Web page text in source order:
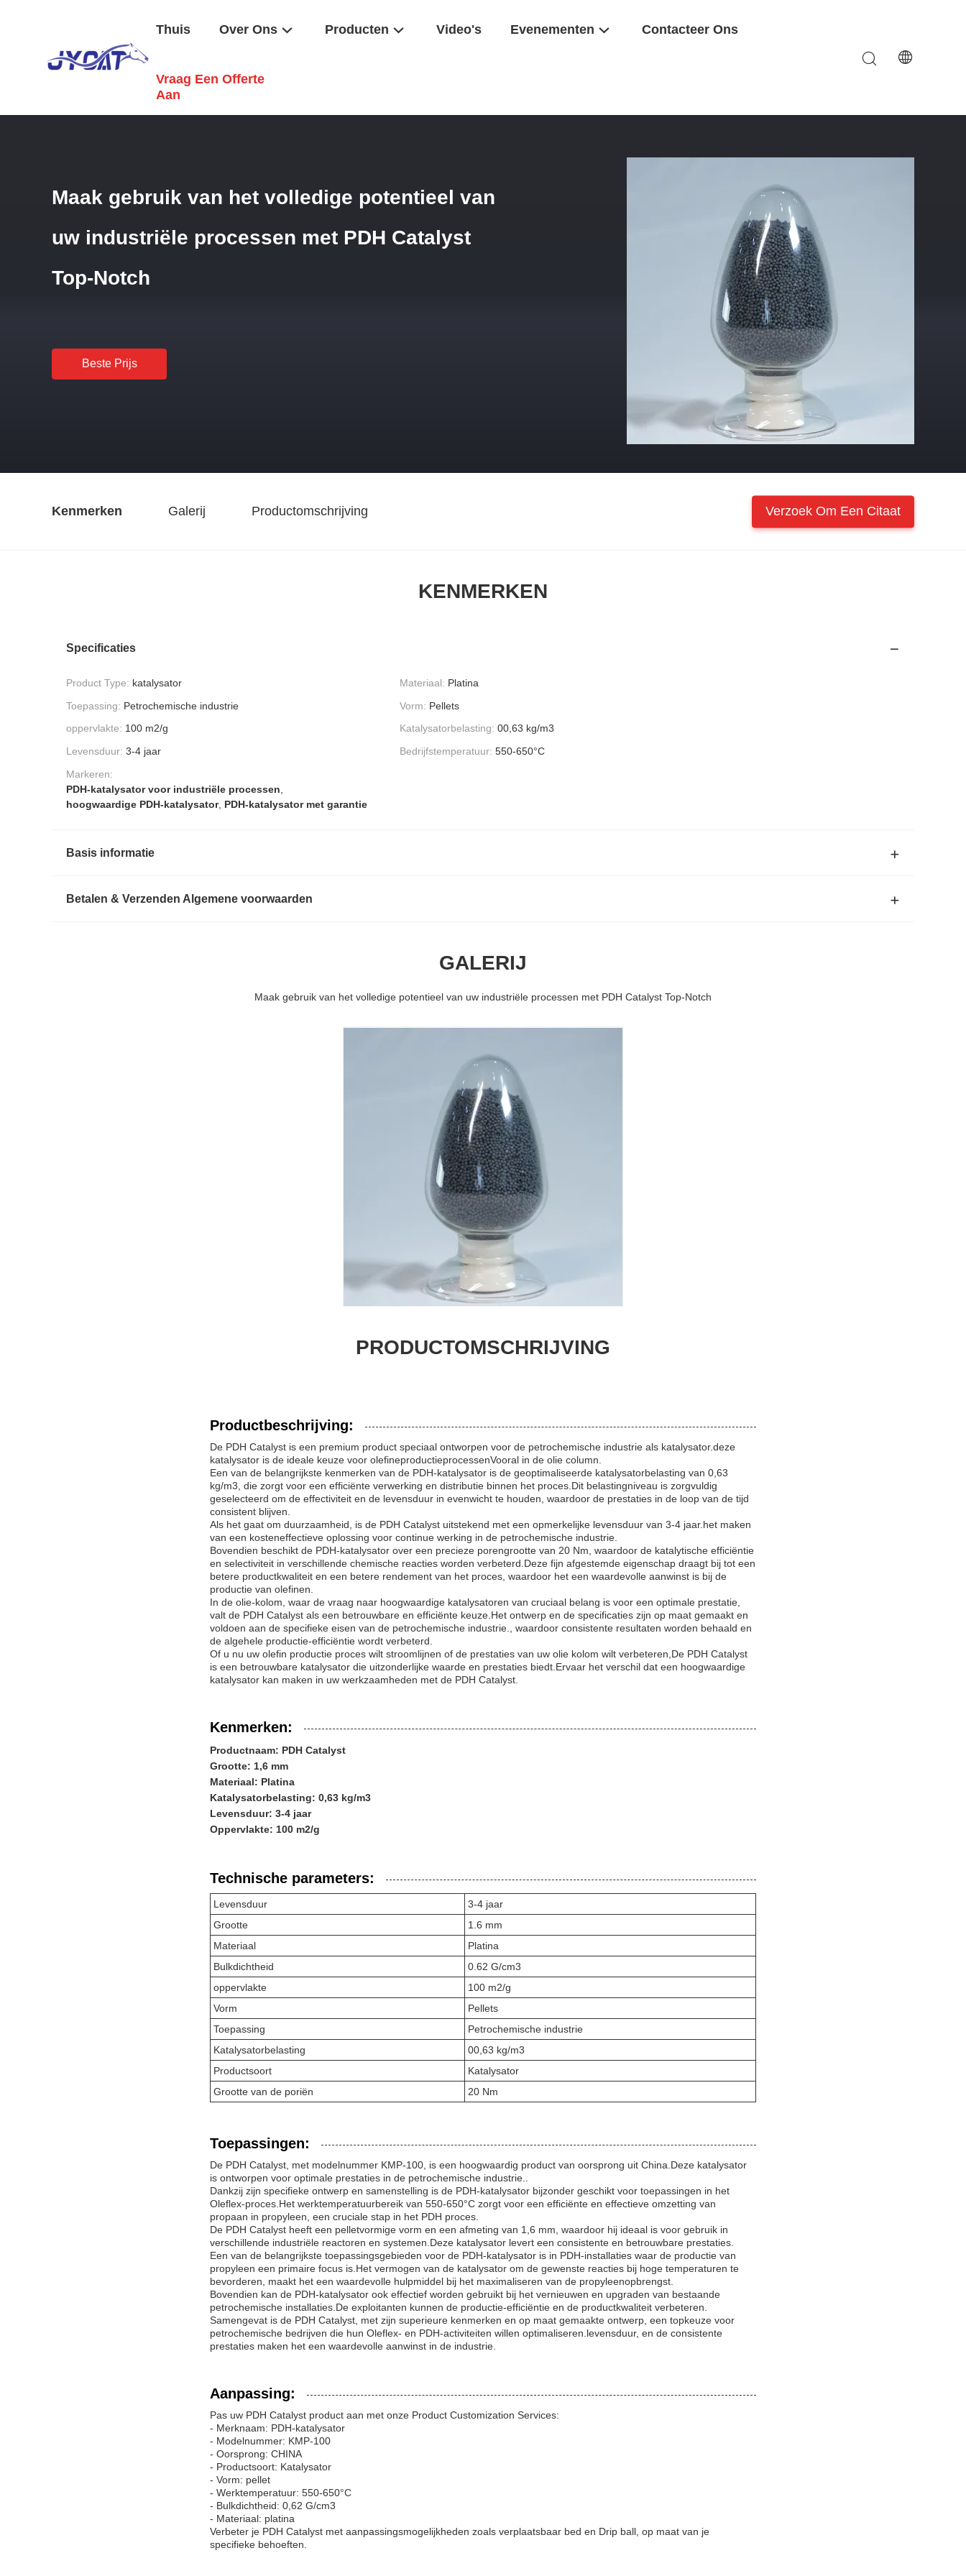
Thuis Over Ons Producten Video's Evenementen Contacteer Ons
Vraag Een Offerte
Aan
PDH-Katalysator / Maak Gebruik Van Het Volledige Potentieel Van Uw Industriële Processen Met PDH Catalyst Top-Notch
Maak gebruik van het volledige potentieel van
uw industriële processen met PDH Catalyst
Top-Notch
Beste Prijs
Kenmerken Galerij Productomschrijving Verzoek Om Een Citaat
KENMERKEN
Specificaties
Product Type: katalysator Materiaal: Platina
Toepassing: Petrochemische industrie Vorm: Pellets
oppervlakte: 100 m2/g Katalysatorbelasting: 00,63 kg/m3
Levensduur: 3-4 jaar Bedrijfstemperatuur: 550-650°C
Markeren:
PDH-katalysator voor industriële processen
hoogwaardige PDH-katalysator, PDH-katalysator met garantie
Basis informatie
Betalen & Verzenden Algemene voorwaarden
GALERIJ
Maak gebruik van het volledige potentieel van uw industriële processen met PDH Catalyst Top-Notch
PRODUCTOMSCHRIJVING
Productbeschrijving:
De PDH Catalyst is een premium product speciaal ontworpen voor de petrochemische industrie als katalysator.deze
katalysator is de ideale keuze voor olefineproductieprocessenVooral in de olie column.
Een van de belangrijkste kenmerken van de PDH-katalysator is de geoptimaliseerde katalysatorbelasting van 0,63
kg/m3, die zorgt voor een efficiënte verwerking en distributie binnen het proces.Dit belastingniveau is zorgvuldig
geselecteerd om de effectiviteit en de levensduur in evenwicht te houden, waardoor de prestaties in de loop van de tijd
consistent blijven.
Als het gaat om duurzaamheid, is de PDH Catalyst uitstekend met een opmerkelijke levensduur van 3-4 jaar.het maken
van een kosteneffectieve oplossing voor continue werking in de petrochemische industrie.
Bovendien beschikt de PDH-katalysator over een precieze porengrootte van 20 Nm, waardoor de katalytische efficiëntie
en selectiviteit in verschillende chemische reacties worden verbeterd.Deze fijn afgestemde eigenschap draagt bij tot een
betere productkwaliteit en een betere rendement van het proces, waardoor het een waardevolle aanwinst is bij de
productie van olefinen.
In de olie-kolom, waar de vraag naar hoogwaardige katalysatoren van cruciaal belang is voor een optimale prestatie,
valt de PDH Catalyst als een betrouwbare en efficiënte keuze.Het ontwerp en de specificaties zijn op maat gemaakt en
voldoen aan de specifieke eisen van de petrochemische industrie., waardoor consistente resultaten worden behaald en
de algehele productie-efficiëntie wordt verbeterd.
Of u nu uw olefin productie proces wilt stroomlijnen of de prestaties van uw olie kolom wilt verbeteren,De PDH Catalyst
is een betrouwbare katalysator die uitzonderlijke waarde en prestaties biedt.Ervaar het verschil dat een hoogwaardige
katalysator kan maken in uw werkzaamheden met de PDH Catalyst.
Kenmerken:
Productnaam: PDH Catalyst
Grootte: 1,6 mm
Materiaal: Platina
Katalysatorbelasting: 0,63 kg/m3
Levensduur: 3-4 jaar
Oppervlakte: 100 m2/g
Technische parameters:
Levensduur
3-4 jaar
Grootte
1.6 mm
Materiaal
Platina
Bulkdichtheid
0.62 G/cm3
oppervlakte
100 m2/g
Vorm
Pellets
Toepassing
Petrochemische industrie
Katalysatorbelasting
00,63 kg/m3
Productsoort
Katalysator
Grootte van de poriën
20 Nm
Toepassingen:
De PDH Catalyst, met modelnummer KMP-100, is een hoogwaardig product van oorsprong uit China.Deze katalysator
is ontworpen voor optimale prestaties in de petrochemische industrie..
Dankzij zijn specifieke ontwerp en samenstelling is de PDH-katalysator bijzonder geschikt voor toepassingen in het
Oleflex-proces.Het werktemperatuurbereik van 550-650°C zorgt voor een efficiënte en effectieve omzetting van
propaan in propyleen, een cruciale stap in het PDH proces.
De PDH Catalyst heeft een pelletvormige vorm en een afmeting van 1,6 mm, waardoor hij ideaal is voor gebruik in
verschillende industriële reactoren en systemen.Deze katalysator levert een consistente en betrouwbare prestaties.
Een van de belangrijkste toepassingsgebieden voor de PDH-katalysator is in PDH-installaties waar de productie van
propyleen een primaire focus is.Het vermogen van de katalysator om de gewenste reacties bij hoge temperaturen te
bevorderen, maakt het een waardevolle hulpmiddel bij het maximaliseren van de propyleenopbrengst.
Bovendien kan de PDH-katalysator ook effectief worden gebruikt bij het vernieuwen en upgraden van bestaande
petrochemische installaties.De exploitanten kunnen de productie-efficiëntie en de productkwaliteit verbeteren.
Samengevat is de PDH Catalyst, met zijn superieure kenmerken en op maat gemaakte ontwerp, een topkeuze voor
petrochemische bedrijven die hun Oleflex- en PDH-activiteiten willen optimaliseren.levensduur, en de consistente
prestaties maken het een waardevolle aanwinst in de industrie.
Aanpassing:
Pas uw PDH Catalyst product aan met onze Product Customization Services:
- Merknaam: PDH-katalysator
- Modelnummer: KMP-100
- Oorsprong: CHINA
- Productsoort: Katalysator
- Vorm: pellet
- Werktemperatuur: 550-650°C
- Bulkdichtheid: 0,62 G/cm3
- Materiaal: platina
Verbeter je PDH Catalyst met aanpassingsmogelijkheden zoals verplaatsbaar bed en Drip ball, op maat van je
specifieke behoeften.